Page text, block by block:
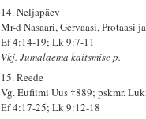
14. Neljapäev
Mr-d Nasaari, Gervaasi, Protaasi
Ef 4:14-19; Lk 9:7-11
Vkj. Jumalaema kaitsmise p.
15. Reede
Vg. Eufiimi Uus †889; pskmr.
Ef 4:17-25; Lk 9:12-18